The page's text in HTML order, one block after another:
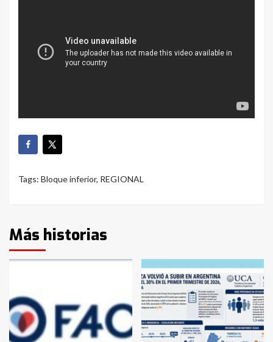
Tags: Bloque inferior, REGIONAL
Más historias